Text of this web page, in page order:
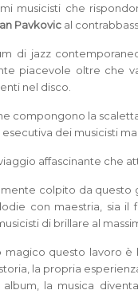
musicisti che
Pavkovic al
di jazz
piacevole oltre che
nel disco.
compongono la
dei musicisti
affascinante che
colpito da questo
con maestria, sia il
di brillare al
questo lavoro è
la propria
la musica